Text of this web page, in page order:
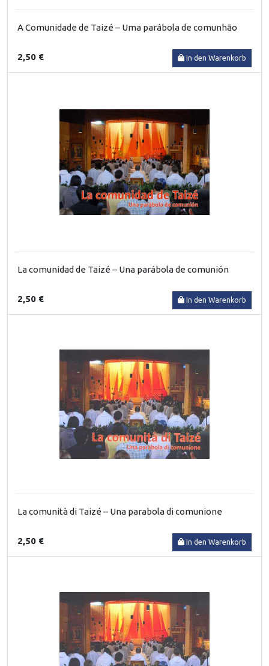
A Comunidade de Taizé – Uma parábola de comunhão
2,50 € In den Warenkorb
La comunidad de Taizé – Una parábola de comunión
2,50 € In den Warenkorb
La comunità di Taizé – Una parabola di comunione
2,50 € In den Warenkorb